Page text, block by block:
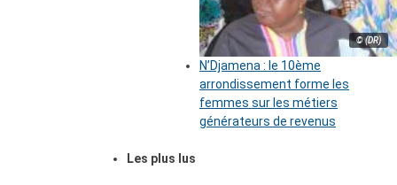
© (DR)
N’Djamena : le 10ème
arrondissement forme les
femmes sur les métiers
générateurs de revenus
Les plus lus